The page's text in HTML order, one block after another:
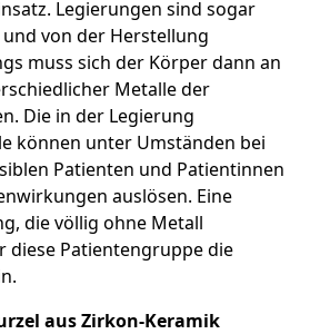
Legierungen sind sogar
von der Herstellung
muss sich der Körper dann an
Metalle der
Die in der Legierung
können unter Umständen bei
Patienten und Patientinnen
auslösen. Eine
die völlig ohne Metall
diese Patientengruppe die
aus Zirkon-Keramik